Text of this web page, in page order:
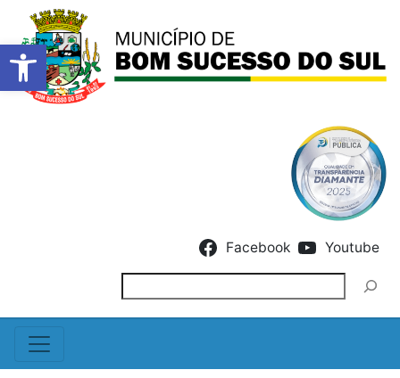
Barra de Ferramentas
Facebook Youtube